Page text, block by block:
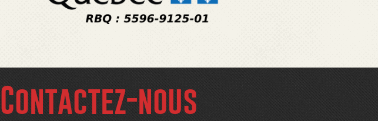
Contactez-nous